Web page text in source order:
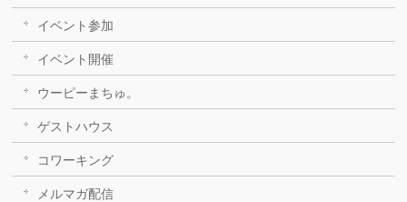
イベント参加
イベント開催
ウーピーまちゅ。
ゲストハウス
コワーキング
メルマガ配信